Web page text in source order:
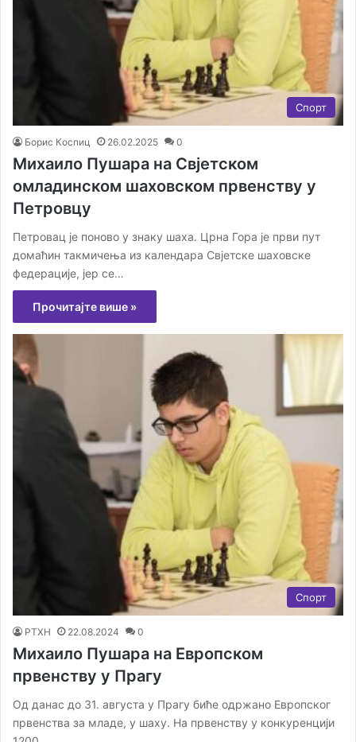
Спорт
Борис Коспиц 26.02.2025 0
Михаило Пушара на Свјетском
омладинском шаховском првенству у
Петровцу
Петровац је поново у знаку шаха. Црна Гора је први пут
домаћин такмичења из календара Свјетске шаховске
федерације, јер се…
Прочитајте више »
Спорт
РТХН 22.08.2024 0
Михаило Пушара на Европском
првенству у Прагу
Од данас до 31. августа у Прагу биће одржано Европског
првенства за младе, у шаху. На првенству у конкуренцији